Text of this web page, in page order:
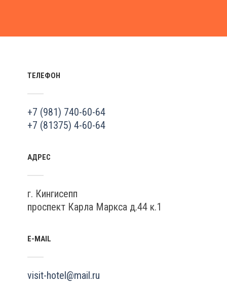
ТЕЛЕФОН
+7 (981) 740-60-64
+7 (81375) 4-60-64
АДРЕС
г. Кингисепп
проспект Карла Маркса д.44 к.1
E-MAIL
visit-hotel@mail.ru